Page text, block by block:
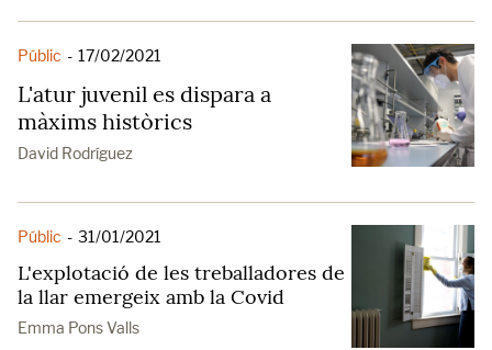
Públic - 17/02/2021
L'atur juvenil es dispara a
màxims històrics
David Rodríguez
Públic - 31/01/2021
L'explotació de les treballadores de
la llar emergeix amb la Covid
Emma Pons Valls